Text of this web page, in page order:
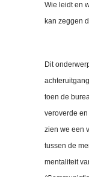
Wie leidt en
kan zeggen
Dit
toen de
veroverde
zien we een
tussen de
mentaliteit